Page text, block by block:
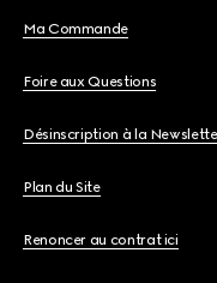
Ma Commande
Foire aux Questions
Désinscription à la
Plan du Site
Renoncer au contrat ici